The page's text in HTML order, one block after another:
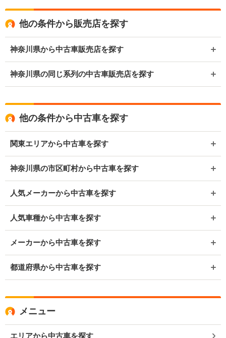
他の条件から販売店を探す
神奈川県から中古車販売店を探す
神奈川県の同じ系列の中古車販売店を探す
他の条件から中古車を探す
関東エリアから中古車を探す
神奈川県の市区町村から中古車を探す
人気メーカーから中古車を探す
人気車種から中古車を探す
メーカーから中古車を探す
都道府県から中古車を探す
メニュー
エリアから中古車を探す